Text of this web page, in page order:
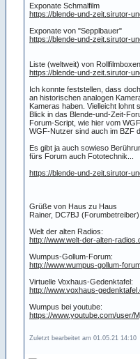
Exponate Schmalfilm
https://blende-und-zeit.sirutor-
Exponate von "Sepplbauer"
https://blende-und-zeit.sirutor-
Liste (weltweit) von Rollfilmboxen
https://blende-und-zeit.sirutor-
Ich konnte feststellen, dass
an historischen analogen
Kameras haben. Vielleicht lohnt
Blick in das Blende-und-Zeit-
Forum-Script, wie hier vom
WGF-Nutzer sind auch im BZF
Es gibt ja auch sowieso
fürs Forum auch Fototechnik...
https://blende-und-zeit.sirutor-
Grüße von Haus zu Haus
Rainer, DC7BJ (Forumbetreiber)
Welt der alten Radios:
http://www.welt-der-alten-
Wumpus-Gollum-Forum:
http://www.wumpus-gollum-
Virtuelle Voxhaus-Gedenktafel:
http://www.voxhaus-
Wumpus bei youtube:
https://www.youtube.com/user/
Zuletzt bearbeitet am 01.05.21 14:10